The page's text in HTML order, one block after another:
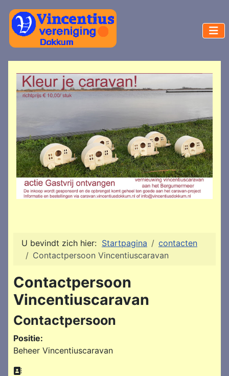
U bevindt zich hier: Startpagina
contacten
Contactpersoon Vincentiuscaravan
Contactpersoon
Vincentiuscaravan
Contactpersoon
Positie:
Beheer Vincentiuscaravan
Adres: